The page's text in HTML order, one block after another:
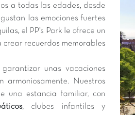
a todas las edades, desde
las emociones fuertes
el PP's Park le ofrece un
recuerdos memorables
unas vacaciones
Nuestros
una estancia familiar, con
, clubes infantiles y